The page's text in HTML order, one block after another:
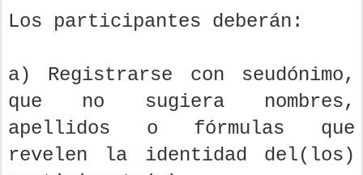
Los participantes deberán:
a) Registrarse con seudónimo,
que no sugiera nombres,
apellidos o fórmulas que
revelen la identidad del(los)